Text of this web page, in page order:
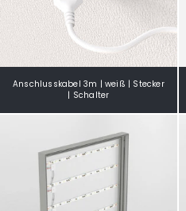
Anschlusskabel 3m | weiß | Stecker
| Schalter